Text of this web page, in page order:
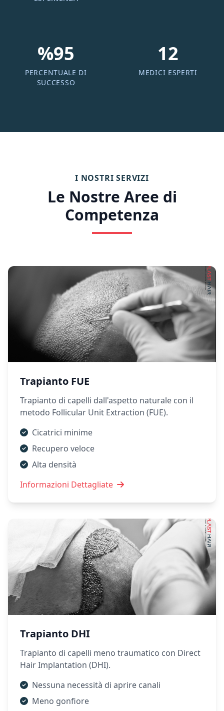
%95
PERCENTUALE DI
SUCCESSO
12
MEDICI ESPERTI
I NOSTRI SERVIZI
Le Nostre Aree di
Competenza
Trapianto FUE
Trapianto di capelli dall'aspetto naturale con il
metodo Follicular Unit Extraction (FUE).
Cicatrici minime
Recupero veloce
Alta densità
Informazioni Dettagliate
Trapianto DHI
Trapianto di capelli meno traumatico con Direct
Hair Implantation (DHI).
Nessuna necessità di aprire canali
Meno gonfiore